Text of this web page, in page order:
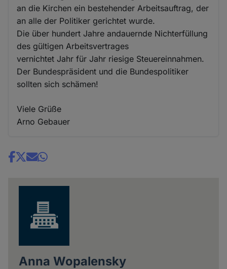
an die Kirchen ein bestehender Arbeitsauftrag, der
an alle der Politiker gerichtet wurde.
Die über hundert Jahre andauernde Nichterfüllung
des gültigen Arbeitsvertrages
vernichtet Jahr für Jahr riesige Steuereinnahmen.
Der Bundespräsident und die Bundespolitiker
sollten sich schämen!
Viele Grüße
Arno Gebauer
Share
Anna Wopalensky